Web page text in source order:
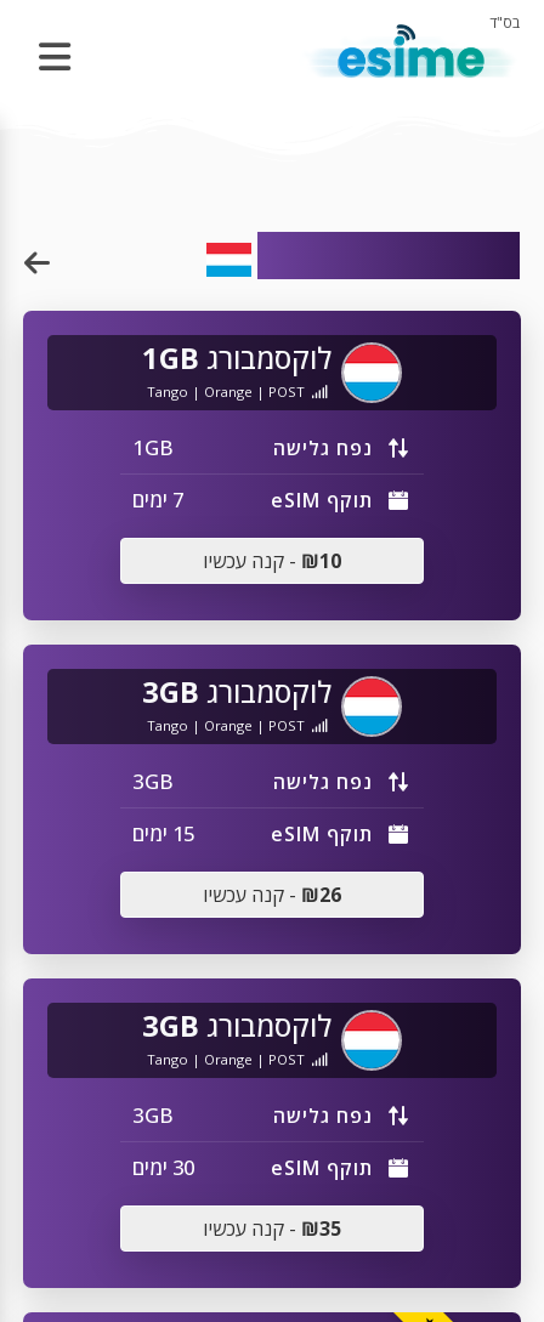
בס"ד
לוקסמבורג 1GB
Tango | Orange | POST
נפח גלישה 1GB
תוקף eSIM 7 ימים
₪10 - קנה עכשיו
לוקסמבורג 3GB
Tango | Orange | POST
נפח גלישה 3GB
תוקף eSIM 15 ימים
₪26 - קנה עכשיו
לוקסמבורג 3GB
Tango | Orange | POST
נפח גלישה 3GB
תוקף eSIM 30 ימים
₪35 - קנה עכשיו